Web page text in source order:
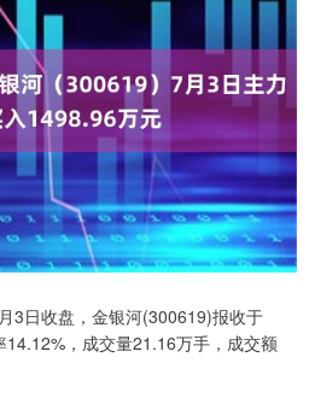
3日收盘，金银河(300619)报收于
，成交量21.16万手，成交额